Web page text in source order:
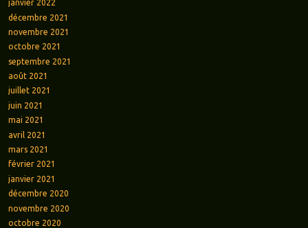
janvier 2022
décembre 2021
novembre 2021
octobre 2021
septembre 2021
août 2021
juillet 2021
juin 2021
mai 2021
avril 2021
mars 2021
février 2021
janvier 2021
décembre 2020
novembre 2020
octobre 2020